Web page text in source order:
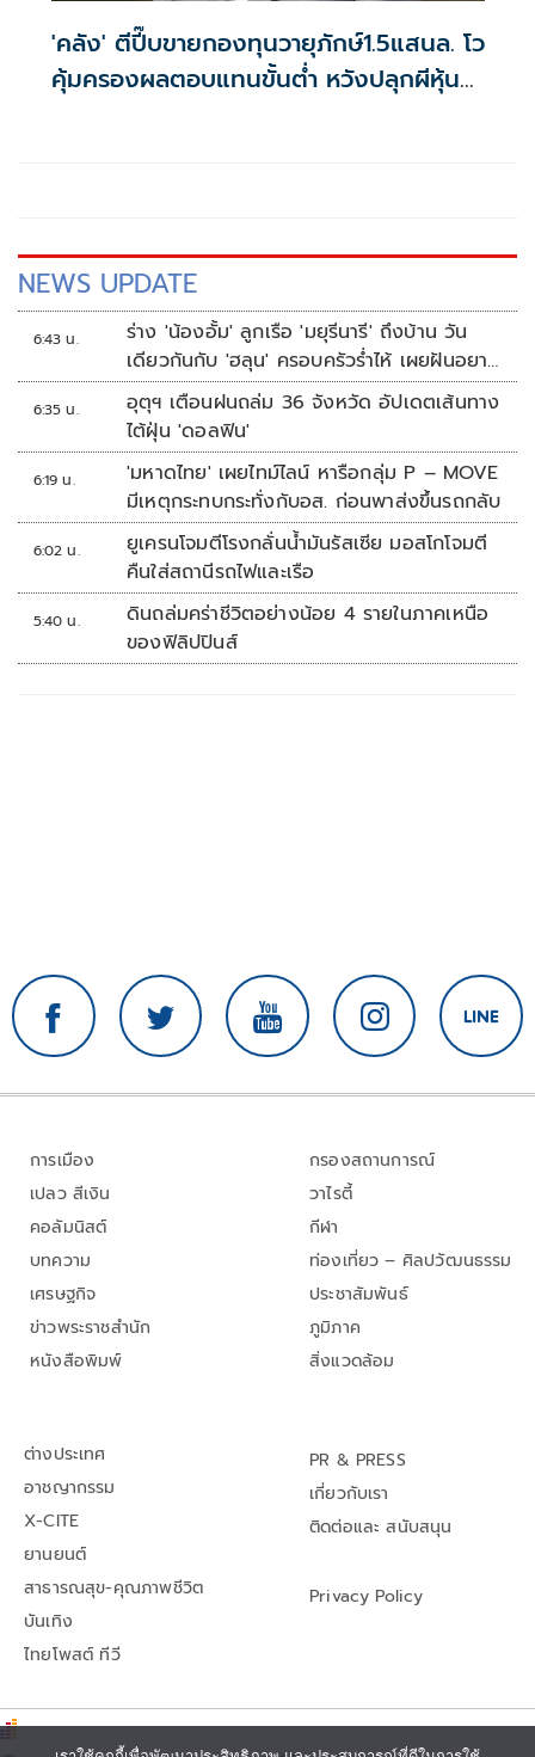
'คลัง' ตีปี๊บขายกองทุนวายุภักษ์1.5แสนล. โว
คุ้มครองผลตอบแทนขั้นต่ำ หวังปลุกผีหุ้น
NEWS UPDATE
6:43 น.
ร่าง 'น้องอั้ม' ลูกเรือ 'มยุรีนารี' ถึงบ้าน วัน
เดียวกันกับ 'ฮลุน' ครอบครัวร่ำไห้ เผยฝันอยาก
เป็นทหารเรือ
6:35 น.
อุตุฯ เตือนฝนถล่ม 36 จังหวัด อัปเดตเส้นทาง
ไต้ฝุ่น 'ดอลฟิน'
6:19 น.
'มหาดไทย' เผยไทม์ไลน์ หารือกลุ่ม P – MOVE
มีเหตุกระทบกระทั่งกับอส. ก่อนพาส่งขึ้นรถกลับ
6:02 น.
ยูเครนโจมตีโรงกลั่นน้ำมันรัสเซีย มอสโกโจมตี
คืนใส่สถานีรถไฟและเรือ
5:40 น.
ดินถล่มคร่าชีวิตอย่างน้อย 4 รายในภาคเหนือ
ของฟิลิปปินส์
การเมือง
เปลว สีเงิน
คอลัมนิสต์
บทความ
เศรษฐกิจ
ข่าวพระราชสำนัก
หนังสือพิมพ์
กรองสถานการณ์
วาไรตี้
กีฬา
ท่องเที่ยว – ศิลปวัฒนธรรม
ประชาสัมพันธ์
ภูมิภาค
สิ่งแวดล้อม
ต่างประเทศ
อาชญากรรม
X-CITE
ยานยนต์
สาธารณสุข-คุณภาพชีวิต
บันเทิง
ไทยโพสต์ ทีวี
PR & PRESS
เกี่ยวกับเรา
ติดต่อและ สนับสนุน
Privacy Policy